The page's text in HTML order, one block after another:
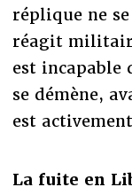
réplique ne
réagit
est incapable
se démène,
est
La fuite en